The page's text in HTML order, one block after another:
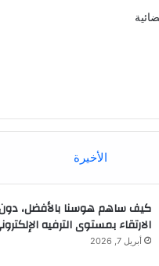
الأخيرة
كيف ساهم هوسنا بالأفضل،
الارتقاء بمستوى الترفيه
أبريل 7, 2026